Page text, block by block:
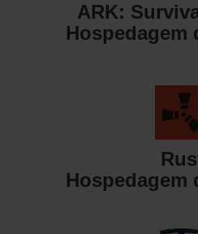
ARK:
Hospedagem
Hospedagem